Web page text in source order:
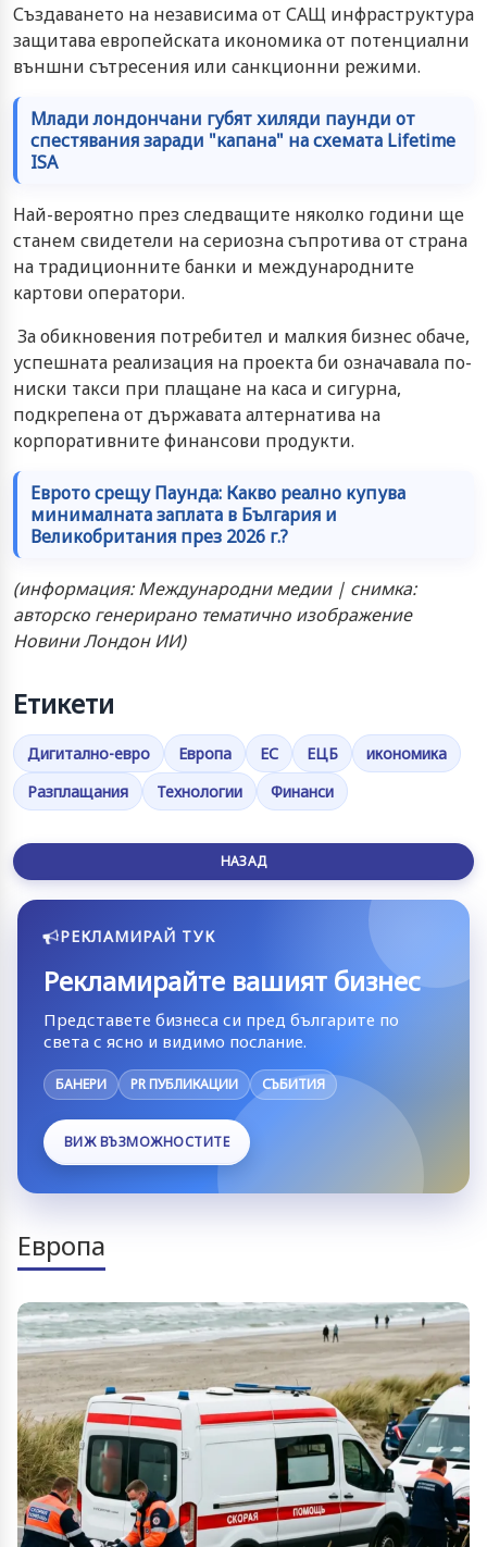
Създаването на независима от САЩ инфраструктура
защитава европейската икономика от потенциални
външни сътресения или санкционни режими.
Млади лондончани губят хиляди паунди от
спестявания заради "капана" на схемата Lifetime
ISA
Най-вероятно през следващите няколко години ще
станем свидетели на сериозна съпротива от страна
на традиционните банки и международните
картови оператори.
За обикновения потребител и малкия бизнес обаче,
успешната реализация на проекта би означавала по-
ниски такси при плащане на каса и сигурна,
подкрепена от държавата алтернатива на
корпоративните финансови продукти.
Еврото срещу Паунда: Какво реално купува
минималната заплата в България и
Великобритания през 2026 г.?
(информация: Международни медии | снимка:
авторско генерирано тематично изображение
Новини Лондон ИИ)
Етикети
Дигитално-евро Европа ЕС ЕЦБ
икономика
Разплащания
Технологии Финанси
НАЗАД
РЕКЛАМИРАЙ ТУК
Рекламирайте вашият бизнес
Представете бизнеса си пред българите по
света с ясно и видимо послание.
БАНЕРИ PR ПУБЛИКАЦИИ СЪБИТИЯ
ВИЖ ВЪЗМОЖНОСТИТЕ
Европа